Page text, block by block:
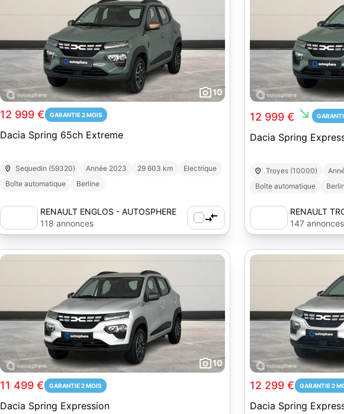
10
12 999 € GARANTIE 2 MOIS
Dacia Spring 65ch Extreme
Sequedin (59320) Année 2023 29 603 km
Electrique
Boîte automatique
Berline
RENAULT ENGLOS - AUTOSPHERE
118 annonces
12 999 € south_east
Dacia Spring
Troyes (10000)
Boîte automatique
RENAULT
147 annonces
10
11 499 € GARANTIE 2 MOIS
Dacia Spring Expression
12 299 € GARANTIE 2
Dacia Spring